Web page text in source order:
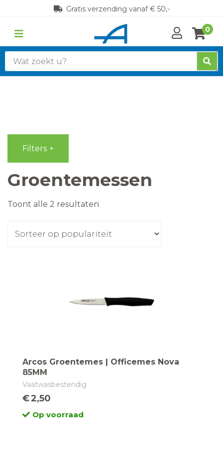
Gratis verzending vanaf € 50,-
0
Zoek
naar:
Groentemessen
Toont alle 2 resultaten
populariteit
Arcos Groentemes | Officemes Nova
85MM
Vaatwasbestendig
€2,50
Op voorraad
Filters